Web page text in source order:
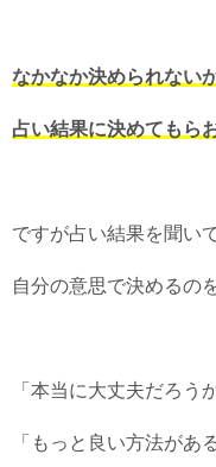
なかなか決められない
占い結果に決めてもら
ですが占い結果を聞い
自分の意思で決めるの
「本当に大丈夫だろう
「もっと良い方法があ